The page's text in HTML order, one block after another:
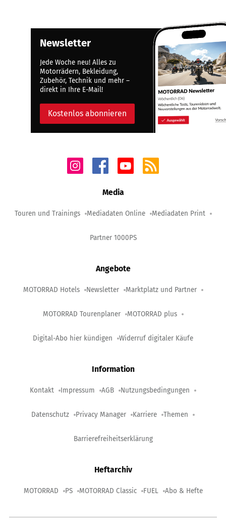
Newsletter
Jede Woche neu! Alles zu
Motorrädern, Bekleidung,
Zubehör, Technik und mehr –
direkt in Ihre E-Mail!
Kostenlos abonnieren
Media
Touren und Trainings Mediadaten Online Mediadaten Print
Partner 1000PS
Angebote
MOTORRAD Hotels Newsletter Marktplatz und Partner
MOTORRAD Tourenplaner MOTORRAD plus
Digital-Abo hier kündigen Widerruf digitaler Käufe
Information
Kontakt Impressum AGB Nutzungsbedingungen
Datenschutz Privacy Manager Karriere Themen
Barrierefreiheitserklärung
Heftarchiv
MOTORRAD PS MOTORRAD Classic FUEL Abo & Hefte